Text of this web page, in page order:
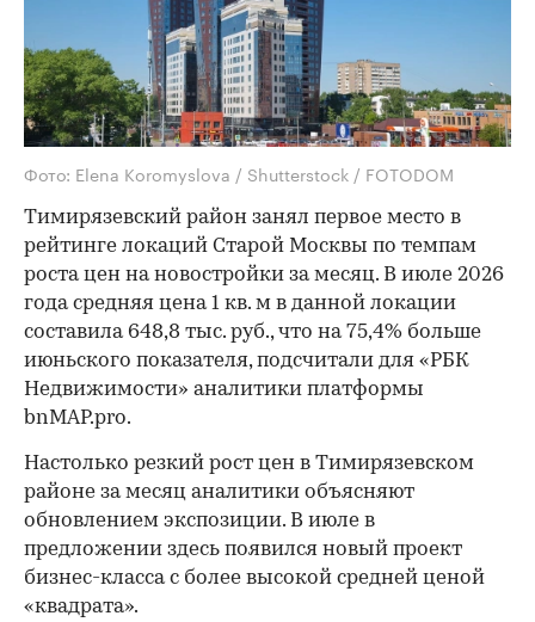
Фото: Elena Koromyslova / Shutterstock / FOTODOM
Тимирязевский район занял первое место в
рейтинге локаций Старой Москвы по темпам
роста цен на новостройки за месяц. В июле 2026
года средняя цена 1 кв. м в данной локации
составила 648,8 тыс. руб., что на 75,4% больше
июньского показателя, подсчитали для «РБК
Недвижимости» аналитики платформы
bnMAP.pro.
Настолько резкий рост цен в Тимирязевском
районе за месяц аналитики объясняют
обновлением экспозиции. В июле в
предложении здесь появился новый проект
бизнес-класса с более высокой средней ценой
«квадрата».